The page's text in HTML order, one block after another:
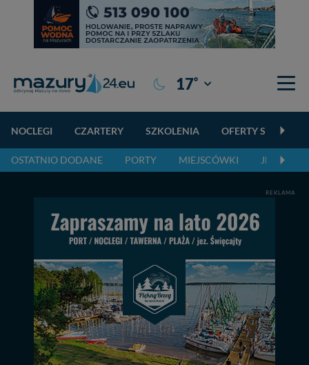
17° Giżycko
NOCLEGI CZARTERY SZKOLENIA OFERTY
OSTATNIO DODANE PORTY MIEJSCÓWKI JEZIORA,
REKLAMA